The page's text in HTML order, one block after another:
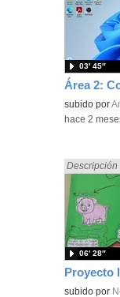
Área 2:
Contenido
subido por
03′ 45″
-hace 2
Proyecto
Encontrado
Descripción
Contenido
subido por
06′ 28″